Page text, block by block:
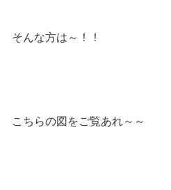
そんな方は～！！
こちらの図をご覧あれ～～